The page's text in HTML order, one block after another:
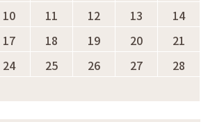
10 11 12 13
14
17 18 19 20
21
24 25 26 27
28